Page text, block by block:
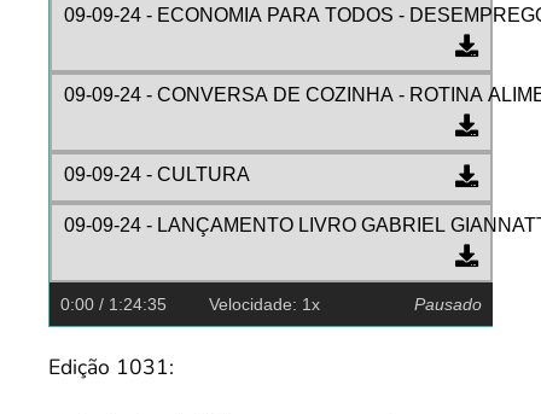
09-09-24 - ECONOMIA PARA TODOS -
09-09-24 - CONVERSA DE COZINHA - ROTINA
09-09-24 - CULTURA
09-09-24 - LANÇAMENTO LIVRO GABRIEL
0:00 / 1:24:35 Velocidade: 1x Pausado
Edição 1031: